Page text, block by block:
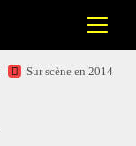
Sur scène en 2014